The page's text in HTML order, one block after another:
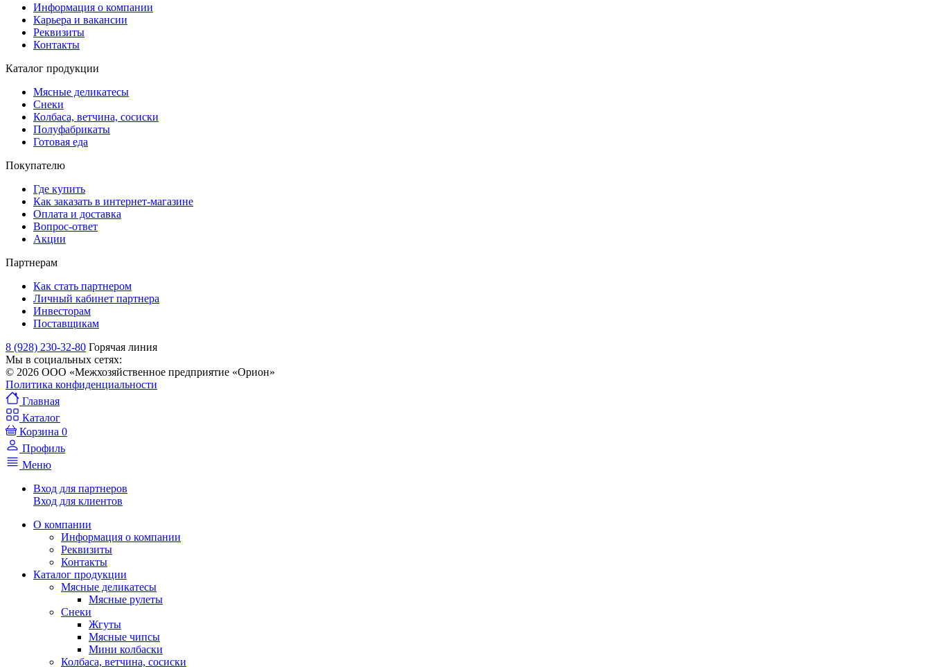
Информация о компании
Карьера и вакансии
Реквизиты
Контакты
Каталог продукции
Мясные деликатесы
Снеки
Колбаса, ветчина, сосиски
Полуфабрикаты
Готовая еда
Покупателю
Где купить
Как заказать в интернет-магазине
Оплата и доставка
Вопрос-ответ
Акции
Партнерам
Как стать партнером
Личный кабинет партнера
Инвесторам
Поставщикам
8 (928) 230-32-80 Горячая линия
Мы в социальных сетях:
© 2026 ООО «Межхозяйственное предприятие «Орион»
Политика конфиденциальности
Главная
Каталог
Корзина 0
Профиль
Меню
Вход для партнеров
Вход для клиентов
О компании
Информация о компании
Реквизиты
Контакты
Каталог продукции
Мясные деликатесы
Мясные рулеты
Снеки
Жгуты
Мясные чипсы
Мини колбаски
Колбаса, ветчина, сосиски